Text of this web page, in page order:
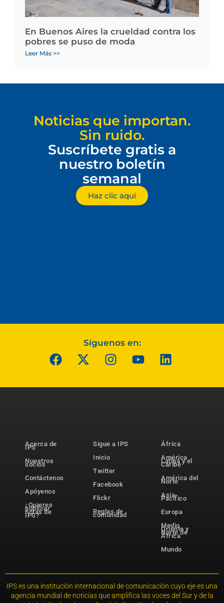
En Buenos Aires la crueldad contra los
pobres se puso de moda
Leer Más >>
Noticias que importan.
Sin ruido.
Suscríbete gratis a
nuestro boletín
semanal
Haz clic aquí
Síguenos en:
Acerca de
IPS
Nuestros
socios
Contáctenos
Apóyenos
¿Quieres
publicar
notas de
IPS?
Sigue a IPS
Inicio
Twitter
Facebook
Flickr
Reglas de
comunidad
África
América
Latina y el
Caribe
América del
Norte
Asia-
Pacífico
Europa
Medio
Oriente y
Norte de
África
Mundo
IPS es una institución internacional de comunicación cuyo eje es una
agencia mundial de noticias que amplifica las voces del Sur y de la